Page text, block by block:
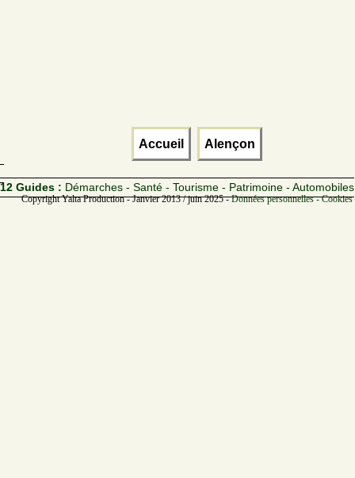
Accueil Alençon
12 Guides : Démarches - Santé - Tourisme - Patrimoine - Automobiles
Copyright Yalta Production - Janvier 2013 / juin 2025 -Données personnelles -